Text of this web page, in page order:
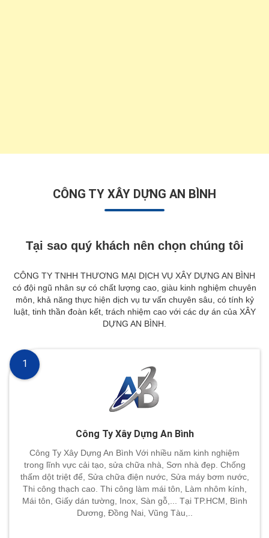
CÔNG TY XÂY DỰNG AN BÌNH
Tại sao quý khách nên chọn chúng tôi
CÔNG TY TNHH THƯƠNG MẠI DỊCH VỤ XÂY DỰNG AN BÌNH
có đội ngũ nhân sự có chất lượng cao, giàu kinh nghiệm chuyên
môn, khả năng thực hiện dịch vụ tư vấn chuyên sâu, có tính kỷ
luật, tinh thần đoàn kết, trách nhiệm cao với các dự án của XÂY
DỰNG AN BÌNH.
Công Ty Xây Dựng An Bình
Công Ty Xây Dựng An Bình Với nhiều năm kinh nghiệm
trong lĩnh vực cải tạo, sửa chữa nhà, Sơn nhà đẹp. Chống
thấm dột triệt để, Sửa chữa điện nước, Sửa máy bơm nước,
Thi công thạch cao. Thi công làm mái tôn, Làm nhôm kính,
Mái tôn, Giấy dán tường, Inox, Sàn gỗ,... Tại TP.HCM, Bình
Dương, Đồng Nai, Vũng Tàu,..
1